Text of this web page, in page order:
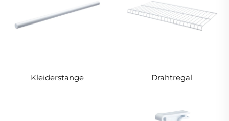
Kleiderstange Drahtregal